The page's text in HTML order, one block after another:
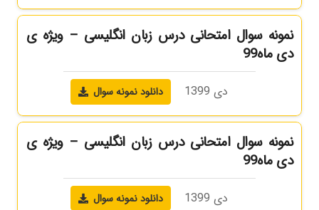
نمونه سوال امتحانی درس زبان انگلیسی – ویژه ی
دی ماه99
دی 1399 دانلود نمونه سوال
نمونه سوال امتحانی درس زبان انگلیسی – ویژه ی
دی ماه99
دی 1399 دانلود نمونه سوال